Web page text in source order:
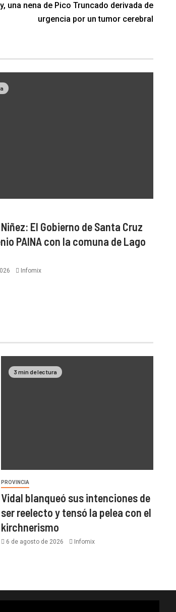
una nena de Pico Truncado derivada de
urgencia por un tumor cerebral
El Gobierno de Santa Cruz
PAINA con la comuna de Lago
Infomix
3 min de lectura
PROVINCIA
Vidal blanqueó sus intenciones de
ser reelecto y tensó la pelea con el
kirchnerismo
6 de agosto de 2026 Infomix